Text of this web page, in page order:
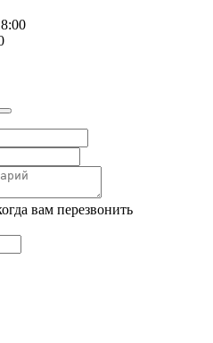
вам перезвонить